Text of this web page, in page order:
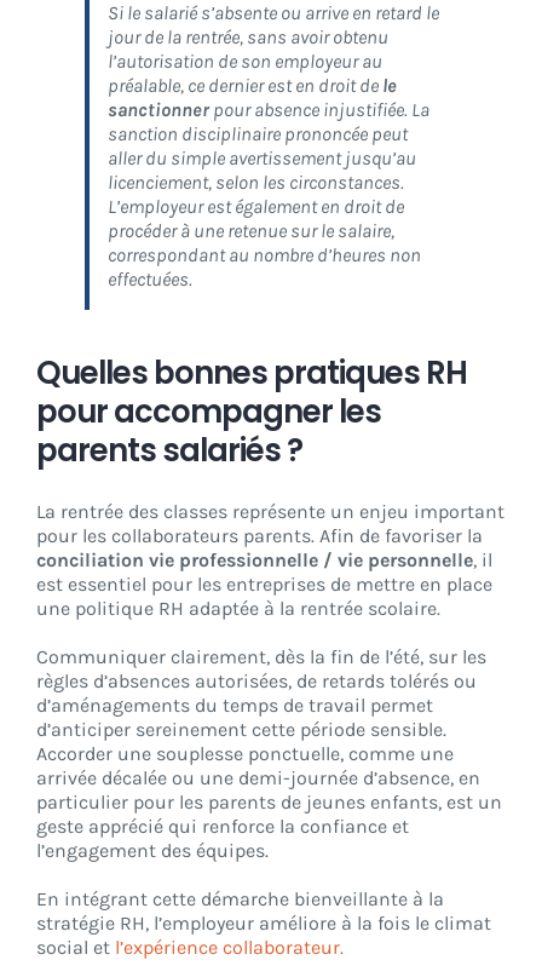
Si le salarié s’absente ou arrive en retard le
jour de la rentrée, sans avoir obtenu
l’autorisation de son employeur au
préalable, ce dernier est en droit de le
sanctionnerpour absence injustifiée. La
sanction disciplinaire prononcée peut
aller du simple avertissement jusqu’au
licenciement, selon les circonstances.
L’employeur est également en droit de
procéder à une retenue sur le salaire,
correspondant au nombre d’heures non
effectuées.
Quelles bonnes pratiques RH
pour accompagner les
parents salariés ?
La rentrée des classes représente un enjeu important
pour les collaborateurs parents. Afin de favoriser la
conciliation vie professionnelle / vie personnelle, il
est essentiel pour les entreprises de mettre en place
une politique RH adaptée à la rentrée scolaire.
Communiquer clairement, dès la fin de l’été, sur les
règles d’absences autorisées, de retards tolérés ou
d’aménagements du temps de travail permet
d’anticiper sereinement cette période sensible.
Accorder une souplesse ponctuelle, comme une
arrivée décalée ou une demi-journée d’absence, en
particulier pour les parents de jeunes enfants, est un
geste apprécié qui renforce la confiance et
l’engagement des équipes.
En intégrant cette démarche bienveillante à la
stratégie RH, l’employeur améliore à la fois le climat
social et l’expérience collaborateur.